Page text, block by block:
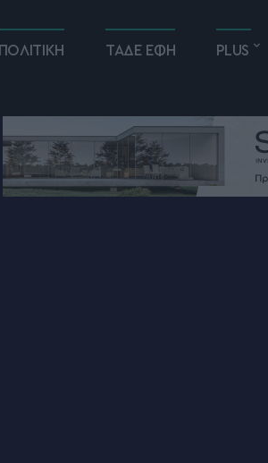
ΠΟΛΙΤΙΚΗ ΤΑΔΕ ΕΦΗ PLUS